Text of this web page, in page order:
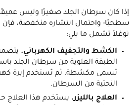
إذا كان سرطان الجلد صغيرًا وليس
سطحيًا- واحتمال انتشاره منخفضة، فإن
توغلاً تشمل ما يلي:
الكشط والتجفيف الكهربائي.
الطبقة العلوية من سرطان الجلد
تُسمى مكشطة. ثم تُستخدم إبرة
التحتية من السرطان.
العلاج بالليزر. يستخدم هذا العلاج